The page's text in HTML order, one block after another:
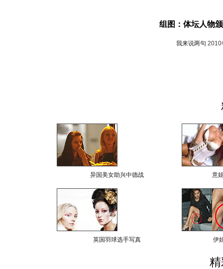
组图：体坛人物
我来说两句 2010
异国美女助兴中德战 意
英国羽球选手写真 伊